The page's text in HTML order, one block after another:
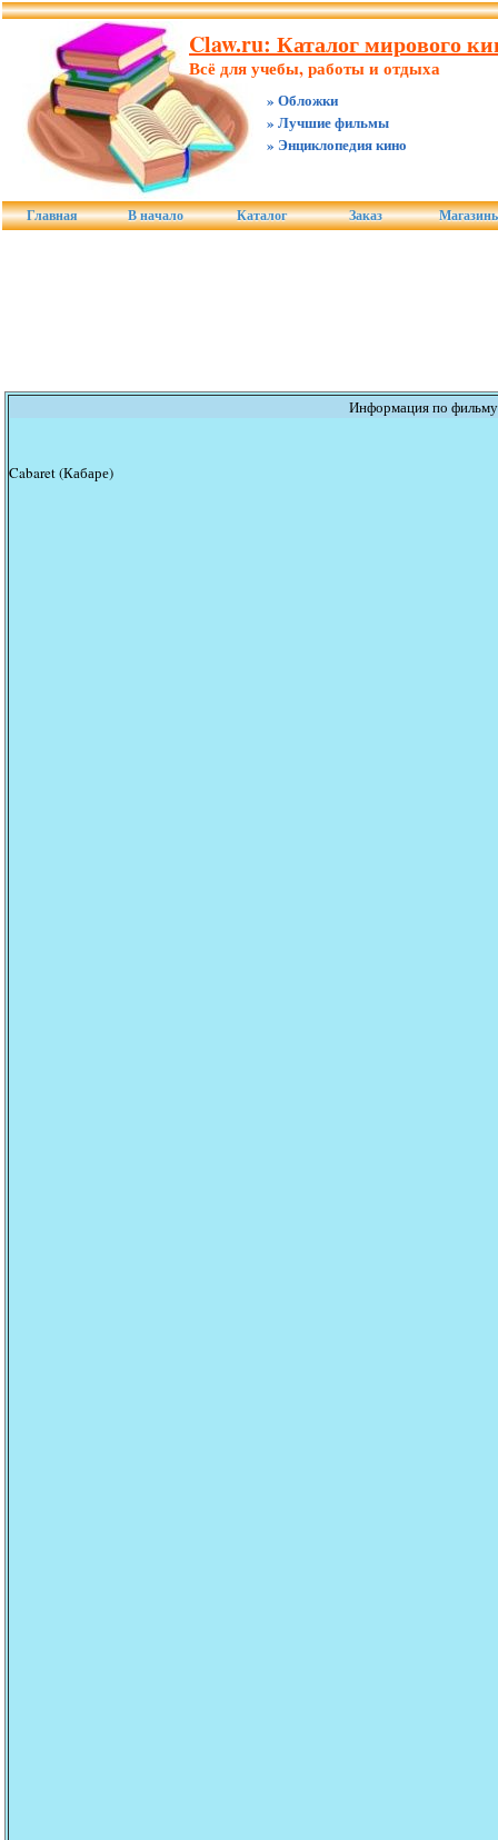
Claw.ru: Каталог мирового
Всё для учебы, работы и отдыха
» Обложки
» Лучшие фильмы
» Энциклопедия кино
Главная В начало Каталог Заказ
Информация по фильму
Cabaret (Кабаре)